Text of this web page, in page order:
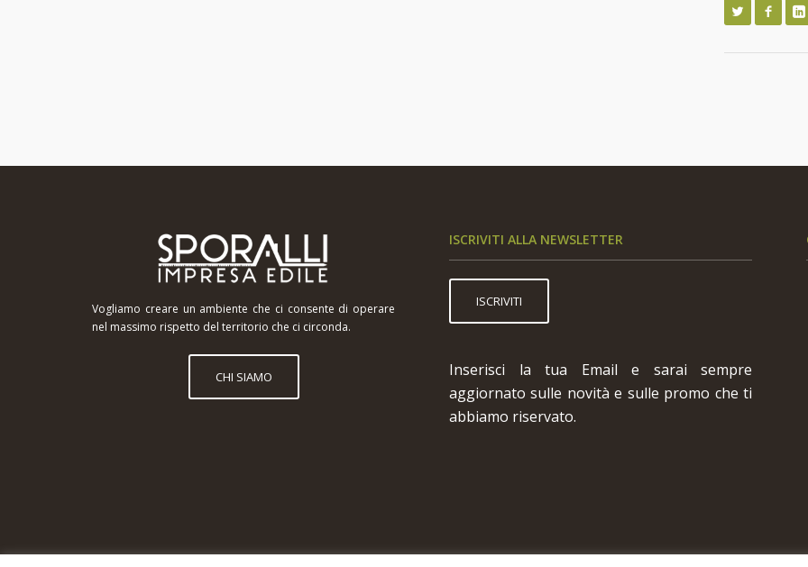
Vogliamo creare un ambiente che ci consente di operare
nel massimo rispetto del territorio che ci circonda.
CHI SIAMO
ISCRIVITI ALLA NEWSLETTER
ISCRIVITI
Inserisci la tua Email e sarai sempre
aggiornato sulle novità e sulle promo che ti
abbiamo riservato.